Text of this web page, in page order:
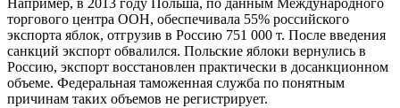
Например, в 2013 году Польша, по данным Международного
торгового центра ООН, обеспечивала 55% российского
экспорта яблок, отгрузив в Россию 751 000 т. После введения
санкций экспорт обвалился. Польские яблоки вернулись в
Россию, экспорт восстановлен практически в досанкционном
объеме. Федеральная таможенная служба по понятным
причинам таких объемов не регистрирует.